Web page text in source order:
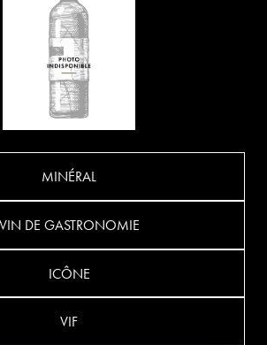
MINÉRAL
VIN DE GASTRONOMIE
ICÔNE
VIF